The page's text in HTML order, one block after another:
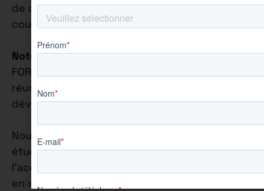
de quatre jours en entreprise et un jour en
cours.
Notre Philosophie Éducative: Chez AUREÏS
FORMATION, nous croyons fermement que la
réussite académique va de pair avec le
développement personnel.
Nous nous engageons à accompagner chaque
étudiant de manière individuelle, en mettant
l’accent sur la construction de leur confiance
en soi et sur l’épanouissement de leurs